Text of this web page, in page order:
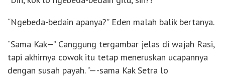
“Ngebeda-bedain apanya?” Eden malah balik bertanya.
“Sama Kak—” Canggung tergambar jelas di wajah Rasi,
tapi akhirnya cowok itu tetap meneruskan ucapannya
dengan susah payah. “—-sama Kak Setra lo